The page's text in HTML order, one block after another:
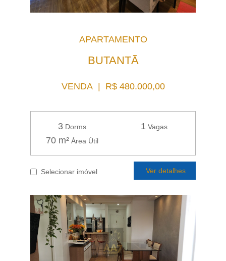
APARTAMENTO
BUTANTÃ
VENDA | R$ 480.000,00
3Dorms 1 Vagas
70 m²Área Útil
Selecionar imóvel Ver detalhes